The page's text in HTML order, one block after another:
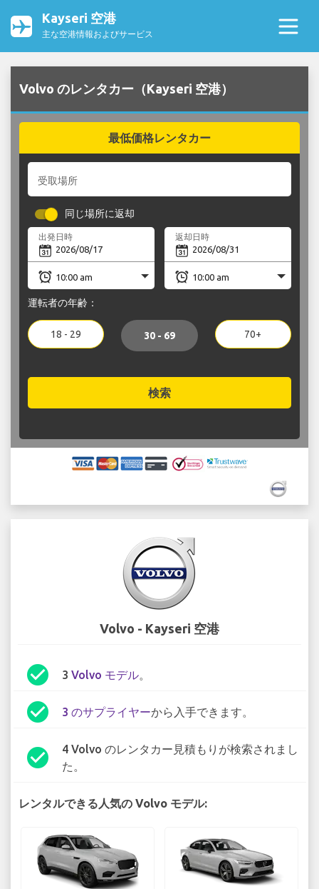
Kayseri 空港
主な空港情報およびサービス
Volvo のレンタカー（Kayseri 空港）
最低価格レンタカー
受取場所
同じ場所に返却
出発日時 返却日時
運転者の年齢：
18 - 29 30 - 69 70+
検索
Volvo - Kayseri 空港
check_circle 3 Volvo モデル。
check_circle 3 のサプライヤーから入手できます。
check_circle
4 Volvo のレンタカー見積もりが検索されまし
た。
レンタルできる人気の Volvo モデル: